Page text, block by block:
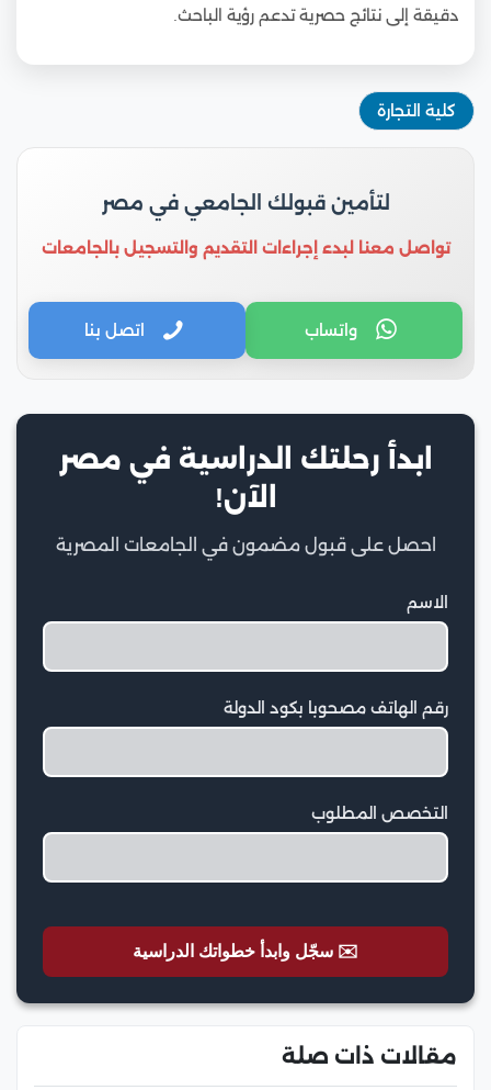
دقيقة إلى نتائج حصرية تدعم رؤية الباحث.
كلية التجارة
لتأمين قبولك الجامعي في مصر
تواصل معنا لبدء إجراءات التقديم والتسجيل بالجامعات
واتساب اتصل بنا
ابدأ رحلتك الدراسية في مصر
الآن!
احصل على قبول مضمون في الجامعات المصرية
الاسم
رقم الهاتف مصحوبا بكود الدولة
التخصص المطلوب
✉️ سجّل وابدأ خطواتك الدراسية
مقالات ذات صلة